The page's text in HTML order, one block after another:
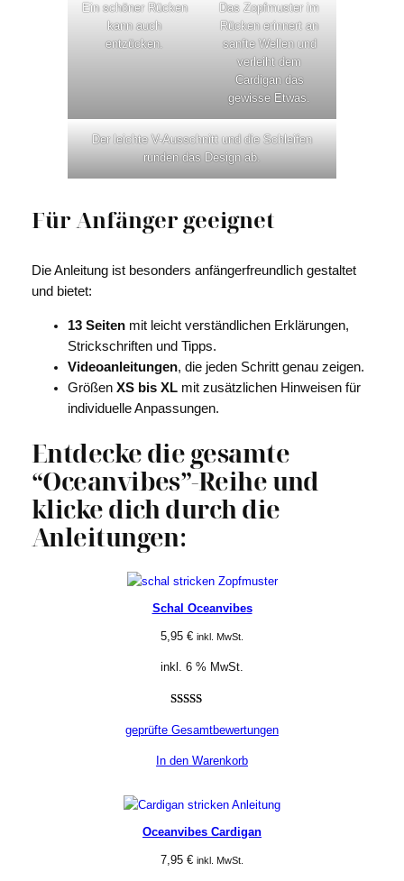
Ein schöner Rücken
kann auch
entzücken.
Das Zopfmuster im
Rücken erinnert an
sanfte Wellen und
verleiht dem
Cardigan das
gewisse Etwas.
Der leichte V-Ausschnitt und die Schleifen
runden das Design ab.
Für Anfänger geeignet
Die Anleitung ist besonders anfängerfreundlich gestaltet
und bietet:
13 Seitenmit leicht verständlichen Erklärungen,
Strickschriften und Tipps.
Videoanleitungen, die jeden Schritt genau zeigen.
Größen XS bis XLmit zusätzlichen Hinweisen für
individuelle Anpassungen.
Entdecke die gesamte
“Oceanvibes”-Reihe und
klicke dich durch die
Anleitungen:
Schal Oceanvibes
5,95 € inkl. MwSt.
inkl. 6 % MwSt.
5.00von 5,
basierend
geprüfte Gesamtbewertungen
In den Warenkorb
Oceanvibes Cardigan
7,95 € inkl. MwSt.